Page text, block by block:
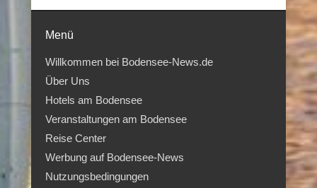
Menü
Willkommen bei Bodensee-News.de
Über Uns
Hotels am Bodensee
Veranstaltungen am Bodensee
Reise Center
Werbung auf Bodensee-News
Nutzungsbedingungen